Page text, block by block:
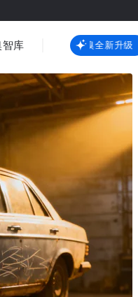
国际热点
智库 虎嗅嗅全新升级 虎嗅